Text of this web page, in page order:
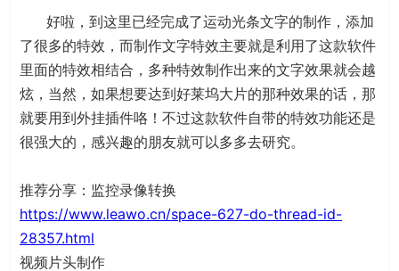
好啦，到这里已经完成了运动光条文字的制作，添加
了很多的特效，而制作文字特效主要就是利用了这款软件
里面的特效相结合，多种特效制作出来的文字效果就会越
炫，当然，如果想要达到好莱坞大片的那种效果的话，那
就要用到外挂插件咯！不过这款软件自带的特效功能还是
很强大的，感兴趣的朋友就可以多多去研究。
推荐分享：监控录像转换
https://www.leawo.cn/space-627-do-thread-id-
28357.html
视频片头制作